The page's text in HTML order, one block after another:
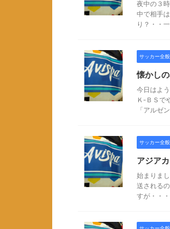
夜中の３
中で相手
り？・・
サッカー全般
懐かし
今日はよ
Ｋ‐ＢＳ
「アルゼ
サッカー全般
アジア
始まりま
送される
すが・・
サッカー全般